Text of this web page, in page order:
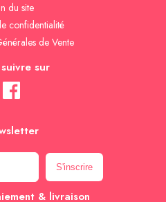
du site
confidentialité
de Vente
sur
& livraison